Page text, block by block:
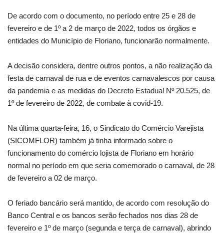
De acordo com o documento, no período entre 25 e 28 de
fevereiro e de 1º a 2 de março de 2022, todos os órgãos e
entidades do Município de Floriano, funcionarão normalmente.
A decisão considera, dentre outros pontos, a não realização da
festa de carnaval de rua e de eventos carnavalescos por causa
da pandemia e as medidas do Decreto Estadual Nº 20.525, de
1º de fevereiro de 2022, de combate à covid-19.
Na última quarta-feira, 16, o Sindicato do Comércio Varejista
(SICOMFLOR) também já tinha informado sobre o
funcionamento do comércio lojista de Floriano em horário
normal no período em que seria comemorado o carnaval, de 28
de fevereiro a 02 de março.
O feriado bancário será mantido, de acordo com resolução do
Banco Central e os bancos serão fechados nos dias 28 de
fevereiro e 1º de março (segunda e terça de carnaval), abrindo